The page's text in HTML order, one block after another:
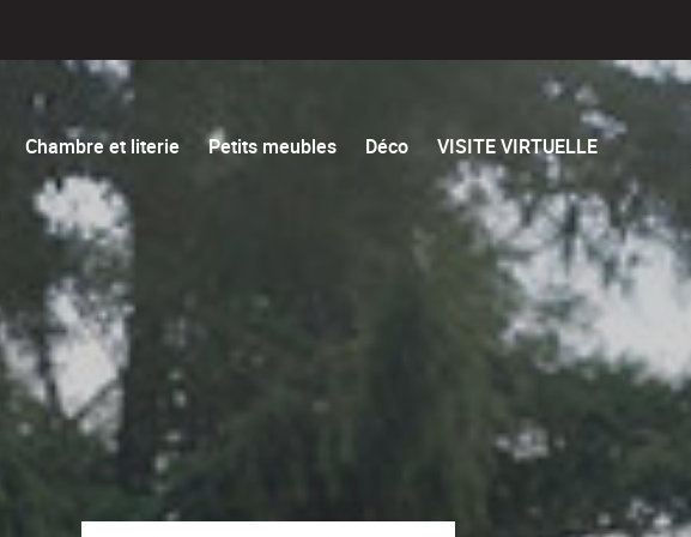
Chambre et literie Petits meubles Déco VISITE VIRTUELLE